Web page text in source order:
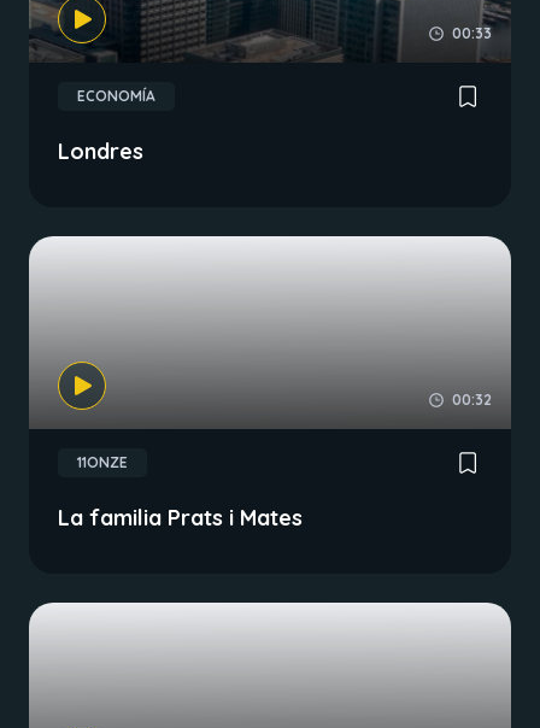
00:33
ECONOMÍA
Londres
00:32
11ONZE
La familia Prats i Mates